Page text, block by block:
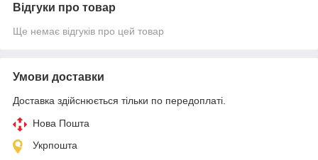
Відгуки про товар
Ще немає відгуків про цей товар
Умови доставки
Доставка здійснюється тільки по передоплаті.
Нова Пошта
Укрпошта